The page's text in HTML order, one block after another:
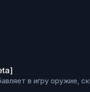
в игру оружие,